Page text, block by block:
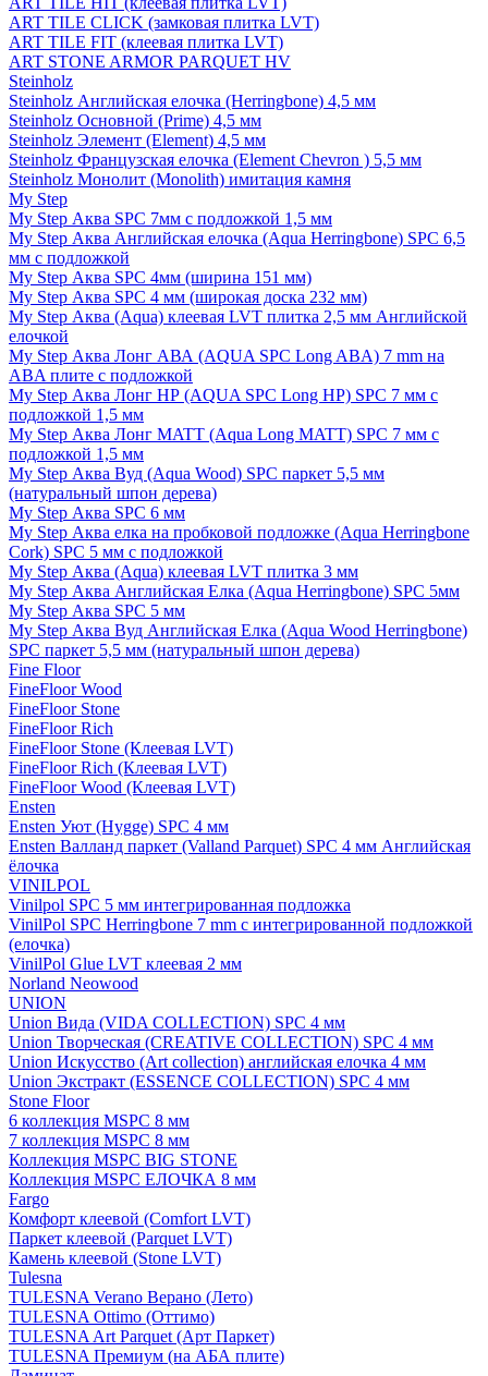
ART TILE CLICK (замковая плитка LVT)
ART TILE FIT (клеевая плитка LVT)
ART STONE ARMOR PARQUET HV
Steinholz
Steinholz Английская елочка (Herringbone) 4,5 мм
Steinholz Основной (Prime) 4,5 мм
Steinholz Элемент (Element) 4,5 мм
Steinholz Французская елочка (Element Chevron ) 5,5 мм
Steinholz Монолит (Monolith) имитация камня
My Step
My Step Аква SPC 7мм c подложкой 1,5 мм
My Step Аква Английская елочка (Aqua Herringbone) SPC 6,5
мм с подложкой
My Step Аква SPC 4мм (ширина 151 мм)
My Step Аква SPC 4 мм (широкая доска 232 мм)
My Step Аква (Aqua) клеевая LVT плитка 2,5 мм Английской
елочкой
My Step Аква Лонг АВА (AQUA SPC Long ABA) 7 mm на
ABA плите с подложкой
My Step Аква Лонг НР (AQUA SPC Long HP) SPC 7 мм с
подложкой 1,5 мм
My Step Аква Лонг MATT (Aqua Long MATT) SPC 7 мм с
подложкой 1,5 мм
My Step Аква Вуд (Aqua Wood) SPC паркет 5,5 мм
(натуральный шпон дерева)
My Step Аква SPC 6 мм
My Step Аква елка на пробковой подложке (Aqua Herringbone
Cork) SPC 5 мм с подложкой
My Step Аква (Aqua) клеевая LVT плитка 3 мм
My Step Аква Английская Елка (Aqua Herringbone) SPC 5мм
My Step Аква SPC 5 мм
My Step Аква Вуд Английская Елка (Aqua Wood Herringbone)
SPC паркет 5,5 мм (натуральный шпон дерева)
Fine Floor
FineFloor Wood
FineFloor Stone
FineFloor Rich
FineFloor Stone (Клеевая LVT)
FineFloor Rich (Клеевая LVT)
FineFloor Wood (Клеевая LVT)
Ensten
Ensten Уют (Hygge) SPC 4 мм
Ensten Валланд паркет (Valland Parquet) SPC 4 мм Английская
ёлочка
VINILPOL
Vinilpol SPC 5 мм интегрированная подложка
VinilPol SPC Herringbone 7 mm с интегрированной подложкой
(елочка)
VinilPol Glue LVT клеевая 2 мм
Norland Neowood
UNION
Union Вида (VIDA COLLECTION) SPC 4 мм
Union Творческая (CREATIVE COLLECTION) SPC 4 мм
Union Искусство (Art collection) английская елочка 4 мм
Union Экстракт (ESSENCE COLLECTION) SPC 4 мм
Stone Floor
6 коллекция MSPC 8 мм
7 коллекция MSPC 8 мм
Коллекция MSPC BIG STONE
Коллекция MSPC ЕЛОЧКА 8 мм
Fargo
Комфорт клеевой (Comfort LVT)
Паркет клеевой (Parquet LVT)
Камень клеевой (Stone LVT)
Tulesna
TULESNA Verano Верано (Лето)
TULESNA Ottimo (Оттимо)
TULESNA Art Parquet (Арт Паркет)
TULESNA Премиум (на АБА плите)